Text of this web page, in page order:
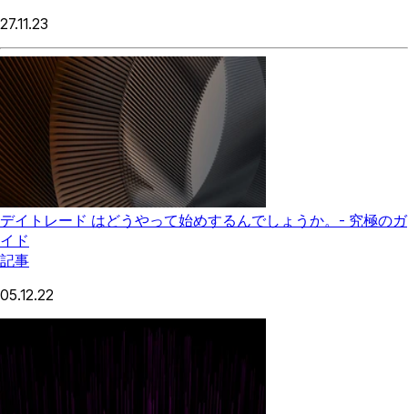
27.11.23
デイトレード はどうやって始めするんでしょうか。- 究極のガ
イド
記事
05.12.22